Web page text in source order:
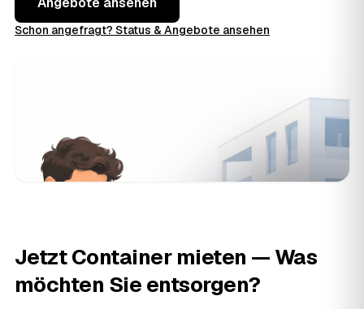
Schon angefragt? Status & Angebote ansehen
Jetzt Container mieten — Was
möchten Sie entsorgen?